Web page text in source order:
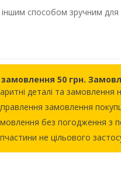
способом зручним для
50 грн.
деталі та
замовлення
без погодження з
не цільового